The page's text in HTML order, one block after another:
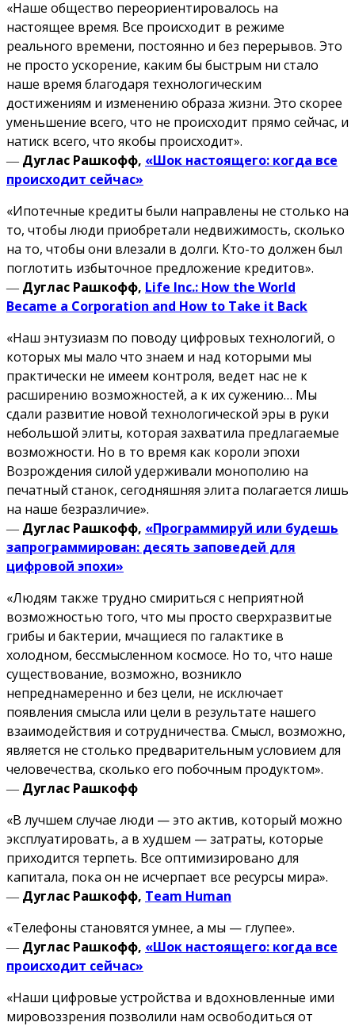
«Наше общество переориентировалось на
настоящее время. Все происходит в режиме
реального времени, постоянно и без перерывов. Это
не просто ускорение, каким бы быстрым ни стало
наше время благодаря технологическим
достижениям и изменению образа жизни. Это скорее
уменьшение всего, что не происходит прямо сейчас, и
натиск всего, что якобы происходит».
― Дуглас Рашкофф, «Шок настоящего: когда все
происходит сейчас»
«Ипотечные кредиты были направлены не столько на
то, чтобы люди приобретали недвижимость, сколько
на то, чтобы они влезали в долги. Кто-то должен был
поглотить избыточное предложение кредитов».
― Дуглас Рашкофф, Life Inc.: How the World
Became a Corporation and How to Take it Back
«Наш энтузиазм по поводу цифровых технологий, о
которых мы мало что знаем и над которыми мы
практически не имеем контроля, ведет нас не к
расширению возможностей, а к их сужению… Мы
сдали развитие новой технологической эры в руки
небольшой элиты, которая захватила предлагаемые
возможности. Но в то время как короли эпохи
Возрождения силой удерживали монополию на
печатный станок, сегодняшняя элита полагается лишь
на наше безразличие».
― Дуглас Рашкофф, «Программируй или будешь
запрограммирован: десять заповедей для
цифровой эпохи»
«Людям также трудно смириться с неприятной
возможностью того, что мы просто сверхразвитые
грибы и бактерии, мчащиеся по галактике в
холодном, бессмысленном космосе. Но то, что наше
существование, возможно, возникло
непреднамеренно и без цели, не исключает
появления смысла или цели в результате нашего
взаимодействия и сотрудничества. Смысл, возможно,
является не столько предварительным условием для
человечества, сколько его побочным продуктом».
― Дуглас Рашкофф
«В лучшем случае люди — это актив, который можно
эксплуатировать, а в худшем — затраты, которые
приходится терпеть. Все оптимизировано для
капитала, пока он не исчерпает все ресурсы мира».
― Дуглас Рашкофф, Team Human
«Телефоны становятся умнее, а мы — глупее».
― Дуглас Рашкофф, «Шок настоящего: когда все
происходит сейчас»
«Наши цифровые устройства и вдохновленные ими
мировоззрения позволили нам освободиться от